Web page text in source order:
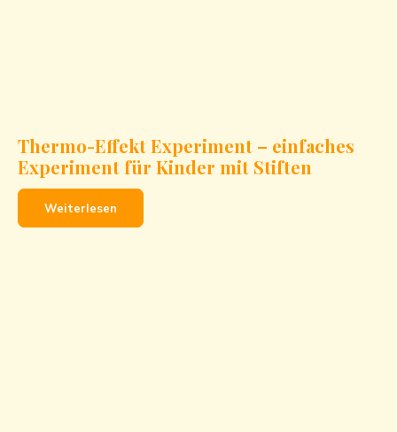
Thermo-Effekt Experiment – einfaches
Experiment für Kinder mit Stiften
Weiterlesen